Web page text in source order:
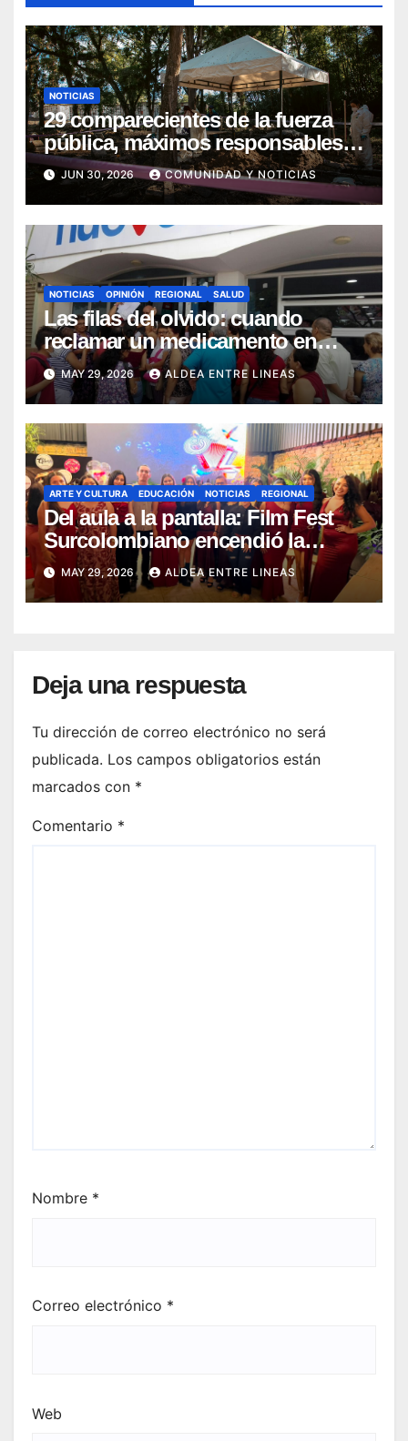
NOTICIAS
29 comparecientes de la fuerza
pública, máximos responsables
de asesinatos y desapariciones
forzadas en Huila, fueron
postulados ante el Tribunal para
la Paz para que les imponga
Sanción Propia
JUN 30, 2026 COMUNIDAD Y NOTICIAS
NOTICIAS OPINIÓN REGIONAL SALUD
Las filas del olvido: cuando
reclamar un medicamento en
Pitalito se convierte en una
odisea
MAY 29, 2026 ALDEA ENTRE LINEAS
ARTE Y CULTURA EDUCACIÓN NOTICIAS REGIONAL
Del aula a la pantalla: Film Fest
Surcolombiano encendió la
creatividad audiovisual en Pitalito
MAY 29, 2026 ALDEA ENTRE LINEAS
Deja una respuesta
Tu dirección de correo electrónico no será
publicada. Los campos obligatorios están
marcados con *
Comentario *
Nombre *
Correo electrónico *
Web